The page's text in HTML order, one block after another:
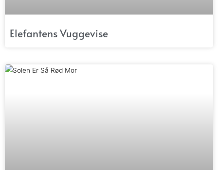
Elefantens Vuggevise